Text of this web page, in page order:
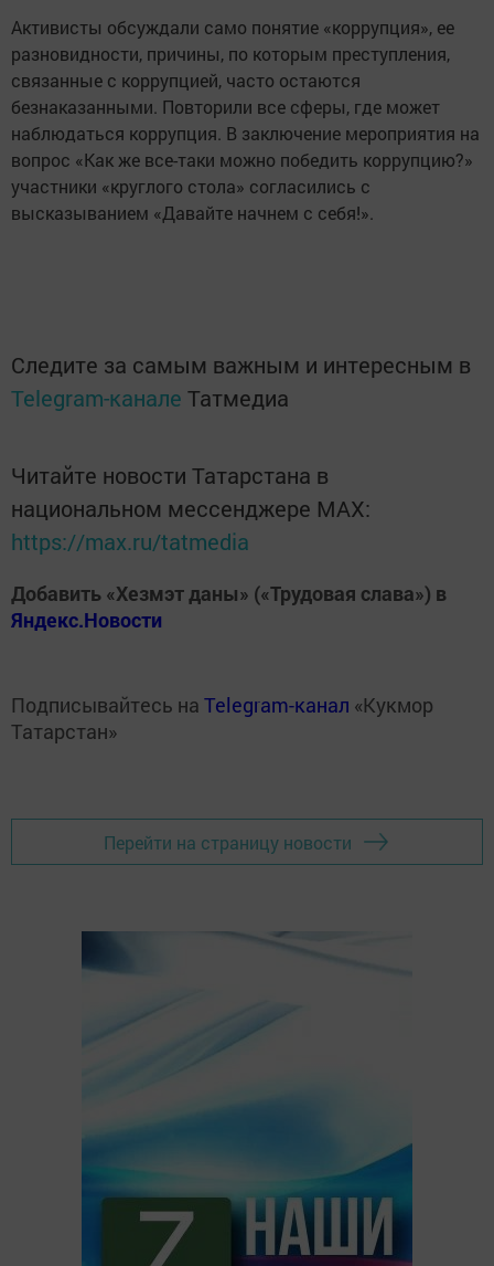
Активисты обсуждали само понятие «коррупция», ее
разновидности, причины, по которым преступления,
связанные с коррупцией, часто остаются
безнаказанными. Повторили все сферы, где может
наблюдаться коррупция. В заключение мероприятия на
вопрос «Как же все-таки можно победить коррупцию?»
участники «круглого стола» согласились с
высказыванием «Давайте начнем с себя!».
Следите за самым важным и интересным в
Telegram-канале Татмедиа
Читайте новости Татарстана в
национальном мессенджере MАХ:
https://max.ru/tatmedia
Добавить «Хезмэт даны» («Трудовая слава») в
Яндекс.Новости
Подписывайтесь на Telegram-канал «Кукмор
Татарстан»
Перейти на страницу новости